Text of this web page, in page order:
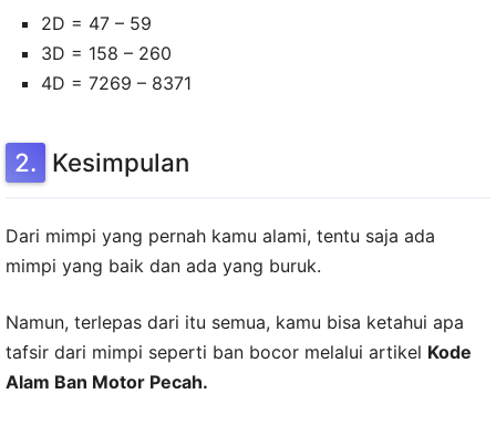
2D = 47 – 59
3D = 158 – 260
4D = 7269 – 8371
Kesimpulan
Dari mimpi yang pernah kamu alami, tentu saja ada
mimpi yang baik dan ada yang buruk.
Namun, terlepas dari itu semua, kamu bisa ketahui apa
tafsir dari mimpi seperti ban bocor melalui artikel Kode
Alam Ban Motor Pecah.